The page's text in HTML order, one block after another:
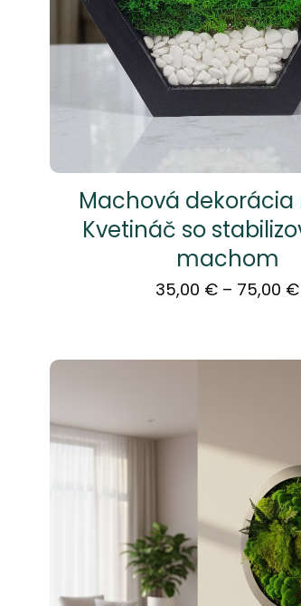
Machová dekorácia
Kvetináč so
machom
35,00 € – 75,00 €